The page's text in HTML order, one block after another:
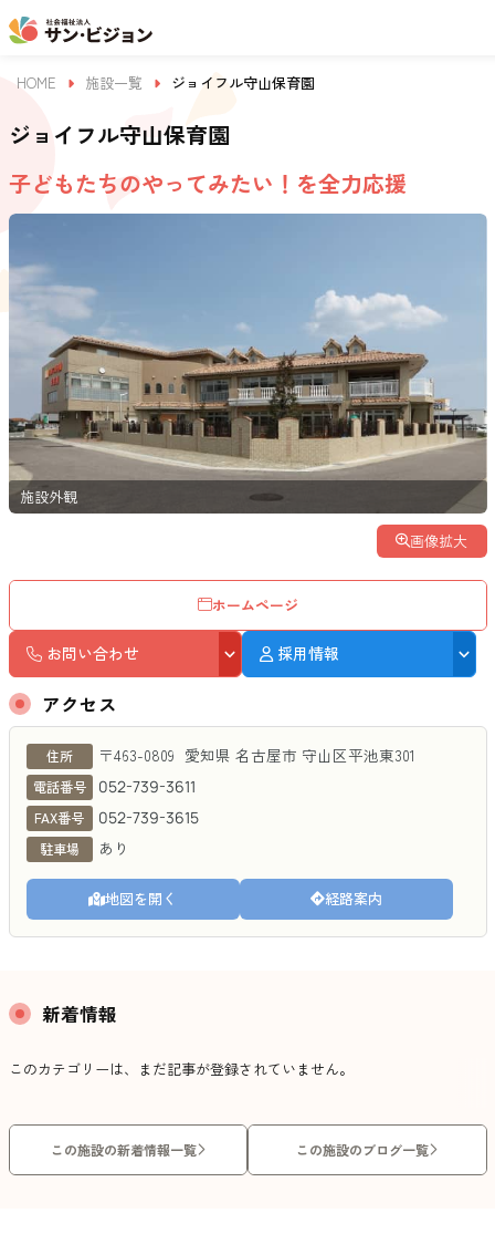
HOME 施設一覧 ジョイフル守山保育園
ジョイフル守山保育園
子どもたちのやってみたい！を全力応援
お問い合わせ 採用情報
アクセス
ジョイフル守山保育園
住所 〒463-0809 愛知県 名古屋市 守山区平池東301
電話番号 052-739-3611
FAX番号 052-739-3615
駐車場 あり
地図を開く 経路案内
施設外観
画像拡大
ホームページ
新着情報
このカテゴリーは、まだ記事が登録されていません。
この施設の新着情報一覧 この施設のブログ一覧